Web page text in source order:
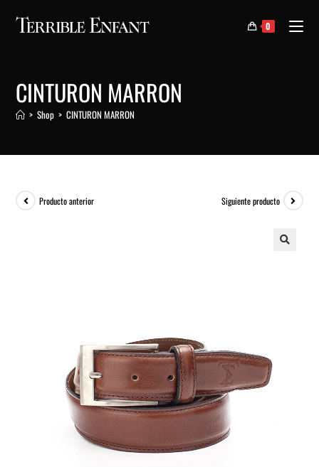
0
CINTURON MARRON
> Shop > CINTURON MARRON
Producto anterior Siguiente producto